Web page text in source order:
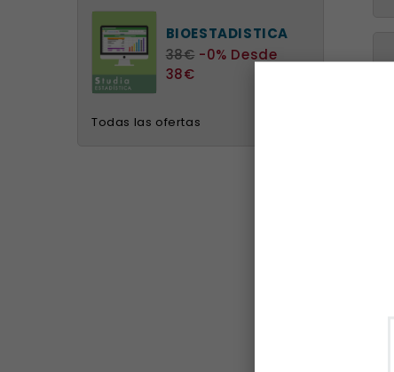
BIOESTADISTICA
38€ -0% Desde
38€
Todas las ofertas